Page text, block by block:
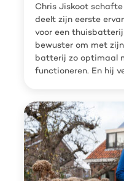
Chris Jiskoot
deelt zijn eerste
voor een
bewuster om met
batterij zo optimaal
functioneren. En hij